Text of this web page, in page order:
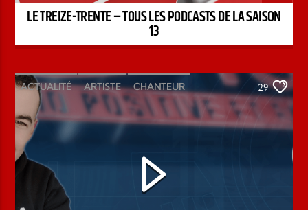
LE TREIZE-TRENTE – TOUS LES PODCASTS DE LA SAISON
13
ACTUALITÉ ARTISTE CHANTEUR
ÉMISSION INTERVIEW KENZO DAVID
PAROLE DE FOI PAROLE DE VIE
PODCAST
29